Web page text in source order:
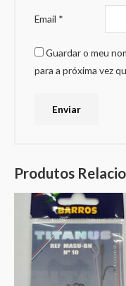
Email *
Guardar o meu
para a próxima vez
Produtos